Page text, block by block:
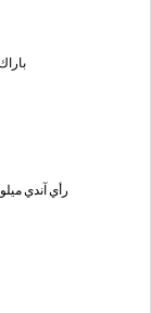
6. رأي آندي